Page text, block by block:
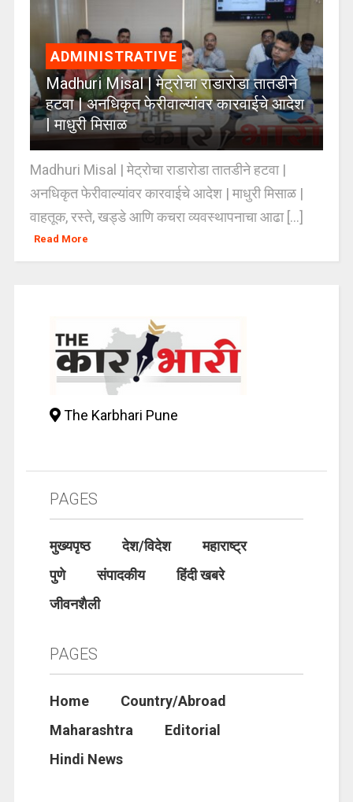
ADMINISTRATIVE
Madhuri Misal | मेट्रोचा राडारोडा तातडीने
हटवा | अनधिकृत फेरीवाल्यांवर कारवाईचे आदेश
| माधुरी मिसाळ
Madhuri Misal | मेट्रोचा राडारोडा तातडीने हटवा |
अनधिकृत फेरीवाल्यांवर कारवाईचे आदेश | माधुरी मिसाळ |
वाहतूक, रस्ते, खड्डे आणि कचरा व्यवस्थापनाचा आढा [...]
Read More
The Karbhari Pune
PAGES
मुख्यपृष्ठ देश/विदेश
महाराष्ट्र
पुणे
संपादकीय
हिंदी खबरे
जीवनशैली
PAGES
Home
Country/Abroad
Maharashtra
Editorial
Hindi News